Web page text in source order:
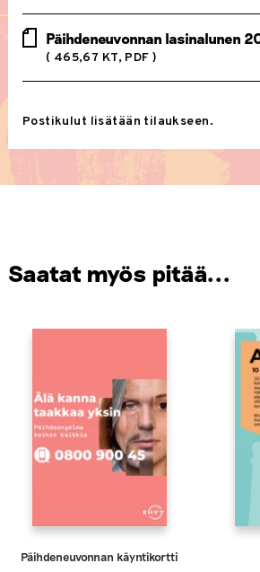
Päihdeneuvonnan lasinalunen
( 465,67 KT, PDF )
Postikulut lisätään tilaukseen.
Saatat myös pitää...
Päihdeneuvonnan käyntikortti